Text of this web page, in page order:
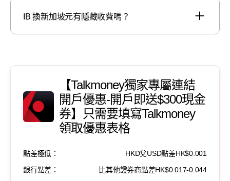
IB 換新加坡元有隱藏收費嗎？
【Talkmoney獨家專屬連結
開戶優惠-開戶即送$300現金
券】只需要填寫Talkmoney
領取優惠表格
點差極低：
HKD兌USD點差HK$0.001
銀行點差：
比其他證券商點差HK$0.017-0.044